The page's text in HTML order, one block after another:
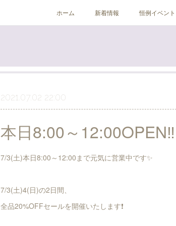
ホーム 新着情報 恒例イベント
2021.07.02 22:00
本日8:00～12:00OPEN‼️
7/3(土)本日8:00～12:00まで元気に営業中です✨
7/3(土)4(日)の2日間、
全品20%OFFセールを開催いたします❗